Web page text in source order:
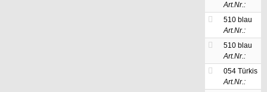
Art.Nr.:
510 blau
Art.Nr.:
510 blau
Art.Nr.:
054 Türkis
Art.Nr.: